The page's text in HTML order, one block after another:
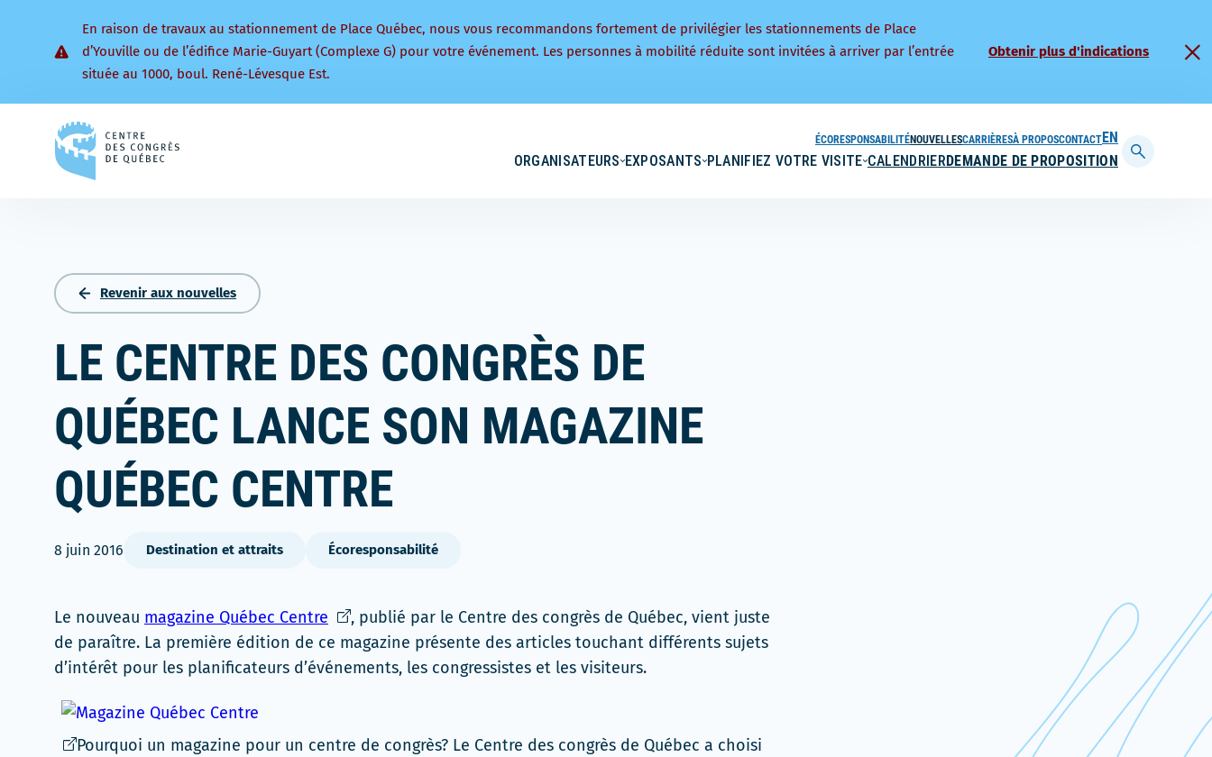
En raison de travaux au stationnement de Place Québec, nous vous recommandons fortement de privilégier les stationnements de Place
d’Youville ou de l’édifice Marie-Guyart (Complexe G) pour votre événement. Les personnes à mobilité réduite sont invitées à arriver par l’entrée
située au 1000, boul. René-Lévesque Est.
Obtenir plus d'indications
ORGANISATEURS EXPOSANTS PLANIFIEZ VOTRE VISITE CALENDRIERDEMANDE DE PROPOSITION
ÉCORESPONSABILITÉNOUVELLESCARRIÈRESÀ PROPOSCONTACTENGLISH
Afficher
Revenir aux nouvelles
LE CENTRE DES CONGRÈS DE
QUÉBEC LANCE SON MAGAZINE
QUÉBEC CENTRE
8 juin 2016 Destination et attraits Écoresponsabilité
Le nouveau magazine Québec Centre Ce
lien
s'ouvrira
nouvelle
, publié par le Centre des congrès de Québec, vient juste
de paraître. La première édition de ce magazine présente des articles touchant différents sujets
d’intérêt pour les planificateurs d’événements, les congressistes et les visiteurs.
Ce Pourquoi un magazine pour un centre de congrès? Le Centre des congrès de Québec a choisi